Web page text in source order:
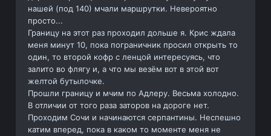
нашей (под 140) мчали маршрутки. Невероятно
просто...
Границу на этот раз проходил дольше я. Крис ждала
меня минут 10, пока пограничник просил открыть то
один, то второй кофр с ленцой интересуясь, что
залито во флягу и, а что мы везём вот в этой вот
желтой бутылочке.
Прошли границу и мчим по Адлеру. Весьма холодно.
В отличии от того раза заторов на дороге нет.
Проходим Сочи и начинаются серпантины. Неспешно
катим вперед, пока в каком то моменте меня не